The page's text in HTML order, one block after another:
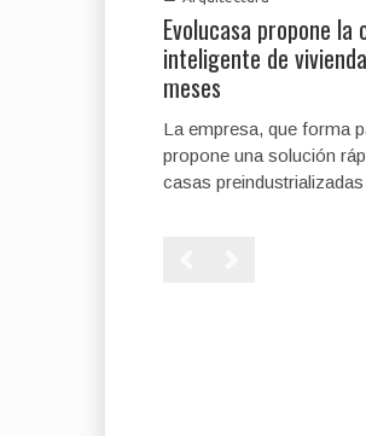
Evolucasa propone
inteligente de
meses
La empresa, que forma
propone una solución
casas preindustrializadas